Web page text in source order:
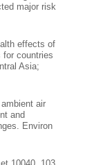
major risk
effects of
for countries
Asia;
air
and
Environ